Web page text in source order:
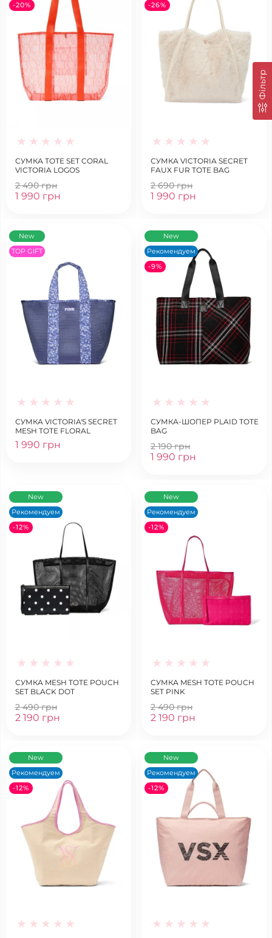
Фільтр
-20%
СУМКА TOTE SET CORAL
VICTORIA LOGOS
2 490 грн
1 990 грн
-26%
СУМКА VICTORIA SECRET
FAUX FUR TOTE BAG
2 690 грн
1 990 грн
New
TOP GIFT
СУМКА VICTORIA'S SECRET
MESH TOTE FLORAL
1 990 грн
New
Рекомендуем
-9%
СУМКА-ШОПЕР PLAID TOTE
BAG
2 190 грн
1 990 грн
New
Рекомендуем
-12%
СУМКА MESH TOTE POUCH
SET BLACK DOT
2 490 грн
2 190 грн
New
Рекомендуем
-12%
СУМКА MESH TOTE POUCH
SET PINK
2 490 грн
2 190 грн
New
Рекомендуем
-12%
New
Рекомендуем
-12%